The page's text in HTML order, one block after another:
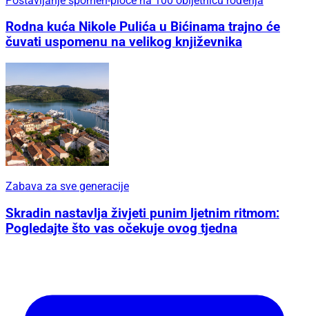
Rodna kuća Nikole Pulića u Bićinama trajno će
čuvati uspomenu na velikog književnika
Zabava za sve generacije
Skradin nastavlja živjeti punim ljetnim ritmom:
Pogledajte što vas očekuje ovog tjedna